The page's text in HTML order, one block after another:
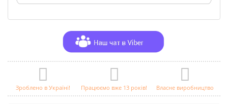
Зроблено в Україні! Працюємо вже 13 років! Власне виробництво